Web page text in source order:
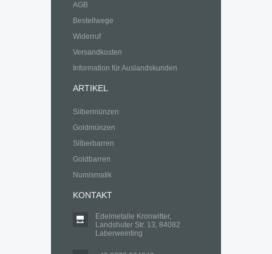
AGB
Bestellwege
Widerruf
Versandkosten
Information für Auslandskunden
ARTIKEL
Silbermünzen
Goldmünzen
Silberbarren
Goldbarren
Numismatik
KONTAKT
Edelmetalle Kronwitter,
Landshuter Str. 13, 84082
Laberweinting